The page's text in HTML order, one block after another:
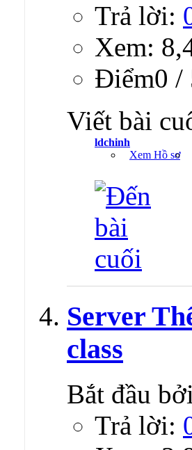
Trả lời:
Xem:
Ðiểm0 /
Viết bài
ldchinh
Xem Hồ sơ
Server
class
Bắt đầu bởi
Trả lời: